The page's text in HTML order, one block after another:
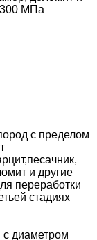
300 МПа
с пределом
и другие
переработки
стадиях
с диаметром